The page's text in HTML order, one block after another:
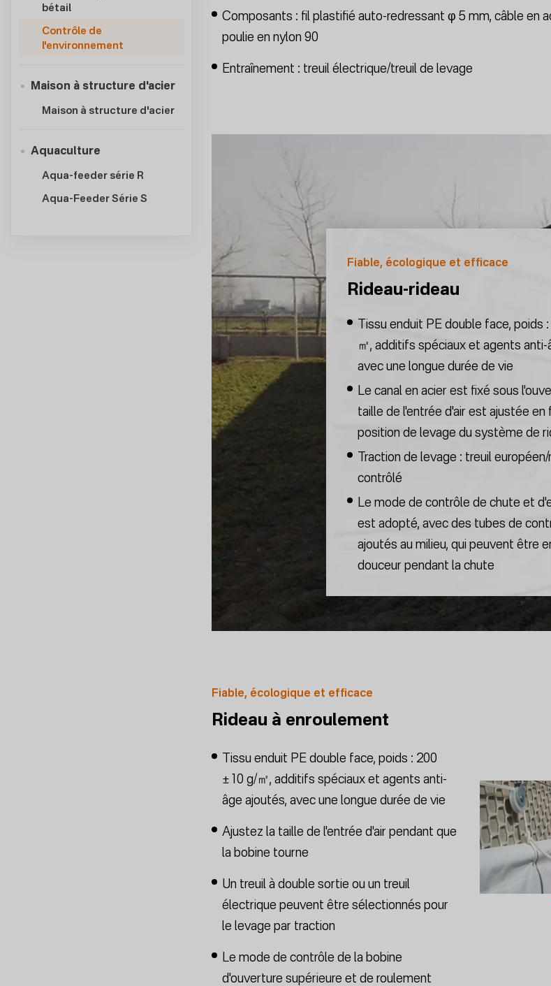
bétail
Contrôle de
l'environnement
Maison à structure d'acier
Maison à structure d'acier
Aquaculture
Aqua-feeder série R
Aqua-Feeder Série S
Composants : fil plastifié auto-redressant φ 5 mm, câble en
poulie en nylon 90
Entraînement : treuil électrique/treuil de levage
Fiable, écologique et efficace
Rideau-rideau
Tissu enduit PE double face, poids
㎡, additifs spéciaux et agents anti-
avec une longue durée de vie
Le canal en acier est fixé sous
taille de l'entrée d'air est ajustée en
position de levage du système de
Traction de levage : treuil
contrôlé
Le mode de contrôle de chute et
est adopté, avec des tubes de
ajoutés au milieu, qui peuvent être
douceur pendant la chute
Fiable, écologique et efficace
Rideau à enroulement
Tissu enduit PE double face, poids : 200
±10 g/㎡, additifs spéciaux et agents anti-
âge ajoutés, avec une longue durée de vie
Ajustez la taille de l'entrée d'air pendant que
la bobine tourne
Un treuil à double sortie ou un treuil
électrique peuvent être sélectionnés pour
le levage par traction
Le mode de contrôle de la bobine
d'ouverture supérieure et de roulement